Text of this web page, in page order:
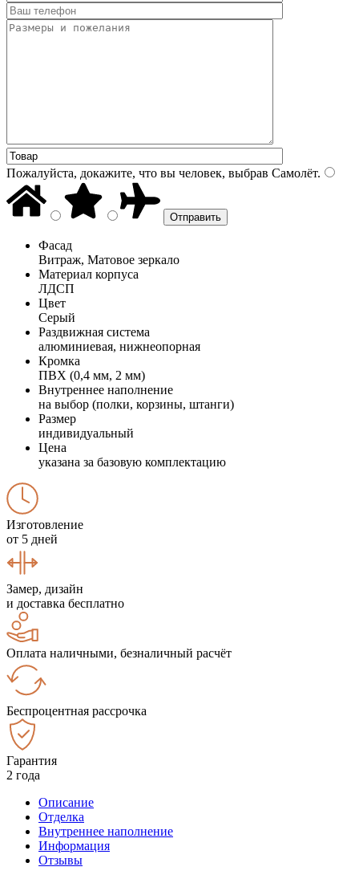
Пожалуйста, докажите, что вы человек, выбрав Самолёт.
Фасад
Витраж, Матовое зеркало
Материал корпуса
ЛДСП
Цвет
Серый
Раздвижная система
алюминиевая, нижнеопорная
Кромка
ПВХ (0,4 мм, 2 мм)
Внутреннее наполнение
на выбор (полки, корзины, штанги)
Размер
индивидуальный
Цена
указана за базовую комплектацию
Изготовление
от 5 дней
Замер, дизайн
и доставка бесплатно
Оплата наличными, безналичный расчёт
Беспроцентная рассрочка
Гарантия
2 года
Описание
Отделка
Внутреннее наполнение
Информация
Отзывы